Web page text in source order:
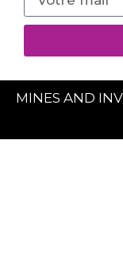
MINES AND